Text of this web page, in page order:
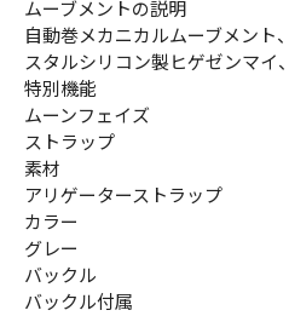
ムーブメントの説明
自動巻メカニカルムーブメント
スタルシリコン製ヒゲゼンマイ
特別機能
ムーンフェイズ
ストラップ
素材
アリゲーターストラップ
カラー
グレー
バックル
バックル付属